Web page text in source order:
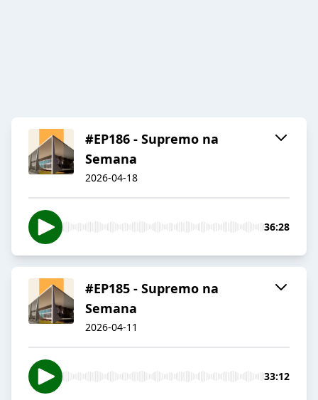
#EP186 - Supremo na
Semana
2026-04-18
36:28
#EP185 - Supremo na
Semana
2026-04-11
33:12